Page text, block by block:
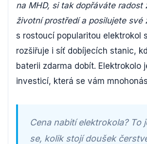
na MHD, si tak dopřáváte radost
životní prostředí a posilujete své
s rostoucí popularitou elektrokol
rozšiřuje i síť dobíjecích stanic,
baterii zdarma dobít. Elektrokolo
investicí, která se vám
Cena nabití elektrokola? To
se, kolik stojí doušek